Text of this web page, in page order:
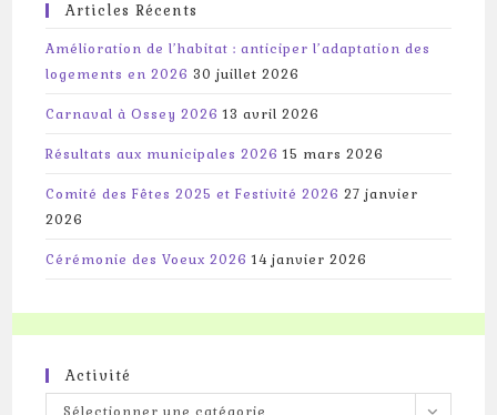
Articles Récents
Amélioration de l’habitat : anticiper l’adaptation des
logements en 2026 30 juillet 2026
Carnaval à Ossey 2026 13 avril 2026
Résultats aux municipales 2026 15 mars 2026
Comité des Fêtes 2025 et Festivité 2026 27 janvier
2026
Cérémonie des Voeux 2026 14 janvier 2026
Activité
Activité
Sélectionner une catégorie